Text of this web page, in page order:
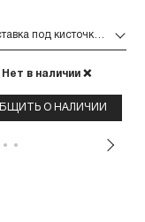
Нет в наличии ❌
О НАЛИЧИИ